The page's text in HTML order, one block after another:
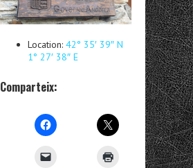
Location: 42° 35′ 39″ N
1° 27′ 38″ E
Comparteix: